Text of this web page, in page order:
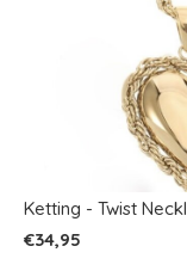
Ketting - Twist
€34,95